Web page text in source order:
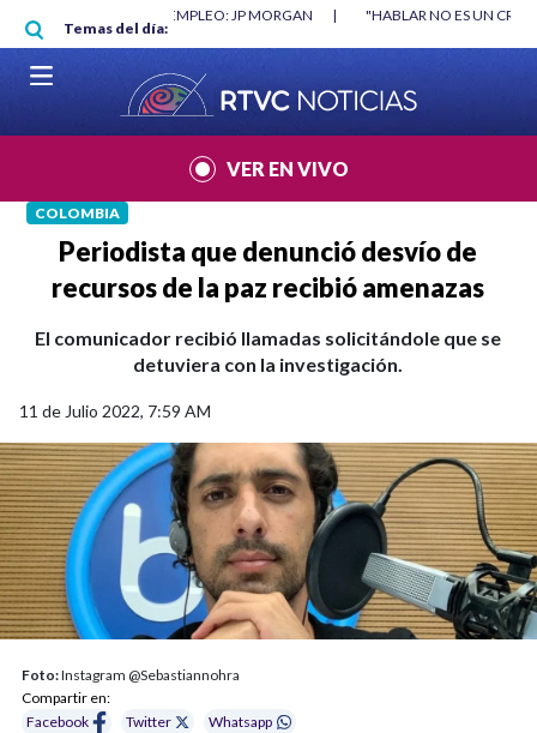
Pasar al contenido principal
Temas del día:
MÍNIMO NO DESTRUYÓ EMPLEO: JP MORGAN |
"HABLAR NO ES UN
MUNDIAL 2026
|
VER EN VIVO
COLOMBIA
Periodista que denunció desvío de
recursos de la paz recibió amenazas
El comunicador recibió llamadas solicitándole que se
detuviera con la investigación.
11 de Julio 2022, 7:59 AM
Foto:Instagram @Sebastiannohra
Compartir en:
Facebook
Twitter Whatsapp